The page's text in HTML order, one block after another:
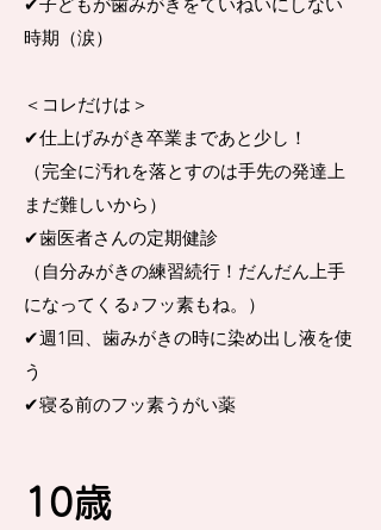
時期（涙）
＜コレだけは＞
✔︎仕上げみがき卒業まであと少し！
（完全に汚れを落とすのは手先の発達上
まだ難しいから）
✔︎歯医者さんの定期健診
（自分みがきの練習続行！だんだん上手
になってくる♪フッ素もね。）
✔︎週1回、歯みがきの時に染め出し液を使
う
✔︎寝る前のフッ素うがい薬
​10歳